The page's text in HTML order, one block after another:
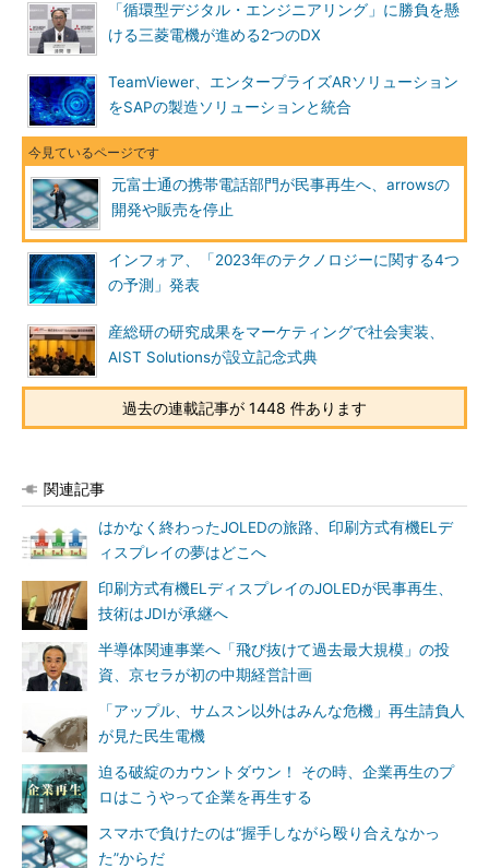
「循環型デジタル・エンジニアリング」に勝負を懸
ける三菱電機が進める2つのDX
TeamViewer、エンタープライズARソリューション
をSAPの製造ソリューションと統合
元富士通の携帯電話部門が民事再生へ、arrowsの
開発や販売を停止
インフォア、「2023年のテクノロジーに関する4つ
の予測」発表
産総研の研究成果をマーケティングで社会実装、
AIST Solutionsが設立記念式典
過去の連載記事が 1448 件あります
関連記事
はかなく終わったJOLEDの旅路、印刷方式有機ELデ
ィスプレイの夢はどこへ
印刷方式有機ELディスプレイのJOLEDが民事再生、
技術はJDIが承継へ
半導体関連事業へ「飛び抜けて過去最大規模」の投
資、京セラが初の中期経営計画
「アップル、サムスン以外はみんな危機」再生請負人
が見た民生電機
迫る破綻のカウントダウン！ その時、企業再生のプ
ロはこうやって企業を再生する
スマホで負けたのは“握手しながら殴り合えなかっ
た”からだ